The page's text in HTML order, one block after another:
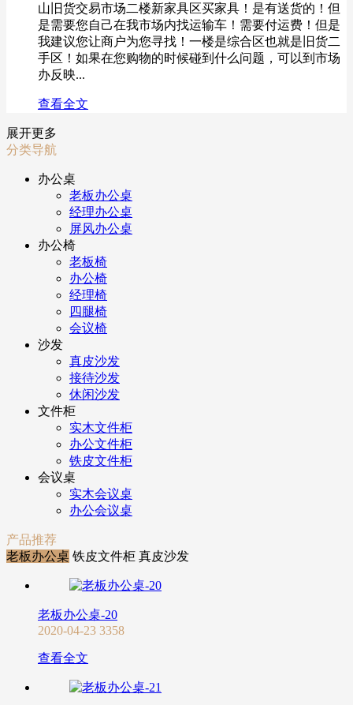
山旧货交易市场二楼新家具区买家具！是有送货的！但
是需要您自己在我市场内找运输车！需要付运费！但是
我建议您让商户为您寻找！一楼是综合区也就是旧货二
手区！如果在您购物的时候碰到什么问题，可以到市场
办反映...
查看全文
展开更多
分类导航
办公桌
老板办公桌
经理办公桌
屏风办公桌
办公椅
老板椅
办公椅
经理椅
四腿椅
会议椅
沙发
真皮沙发
接待沙发
休闲沙发
文件柜
实木文件柜
办公文件柜
铁皮文件柜
会议桌
实木会议桌
办公会议桌
产品推荐
老板办公桌 铁皮文件柜 真皮沙发
老板办公桌-20
2020-04-23 3358
查看全文